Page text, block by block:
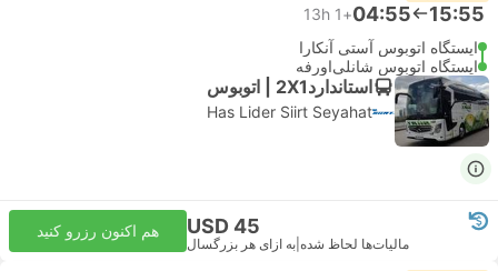
15:55
04:55
+1
13h
ایستگاه اتوبوس آستی آنکارا
ایستگاه اتوبوس شانلی‌اورفه
استاندارد2X1 | اتوبوس
Has Lider Siirt Seyahat
USD 45
مالیات‌ها لحاظ شده به ازای هر بزرگسال
هم اکنون رزرو کنید